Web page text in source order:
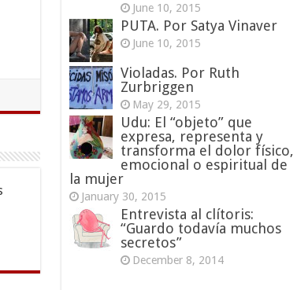
June 10, 2015
PUTA. Por Satya Vinaver
June 10, 2015
Violadas. Por Ruth
Zurbriggen
May 29, 2015
Udu: El “objeto” que
expresa, representa y
transforma el dolor físico,
emocional o espiritual de
la mujer
January 30, 2015
Entrevista al clítoris:
“Guardo todavía muchos
secretos”
December 8, 2014